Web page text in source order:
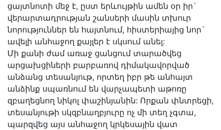
ցայտնոտի մեջ է, ըստ երևույթին ամեն օր իր`
վերարտադրության շանսերի մասին տխուր
նորություններ են հայտնում, հիստերիայից նոր`
ավելի անհաջող քայլեր է սկսում անել:
Մի քանի ժամ առաջ ցանցում տարածվեց
արցախցիների բարբառով դիմակավորված
անձանց տեսանյութ, որտեղ իբր թե անհայտ
անձինք սպառնում են վարչապետի աթոռը
զբաղեցնող նիկոլ փաշինյանին: Որքան փնտրեցի,
տեսանյութի սկզբնաղբյուրը ոչ մի տեղ չգտա,
պարզվեց այս անհաջող կրկեսային վատ